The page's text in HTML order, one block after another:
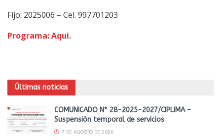
Fijo: 2025006 – Cel. 997701203
Programa: Aquí.
Últimas noticias
COMUNICADO N° 28-2025-2027/CIPLIMA –
Suspensión temporal de servicios
7 DE AGOSTO DE 2026